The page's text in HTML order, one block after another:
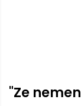
"Ze